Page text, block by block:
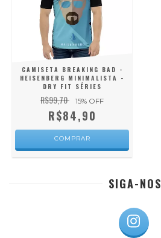
CAMISETA BREAKING BAD -
HEISENBERG MINIMALISTA -
DRY FIT SÉRIES
R$99,70 15% OFF
R$84,90
COMPRAR
SIGA-NOS